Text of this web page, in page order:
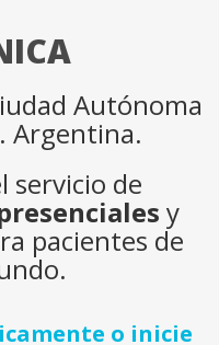
Autónoma
Argentina.
servicio de
y
pacientes de
o inicie